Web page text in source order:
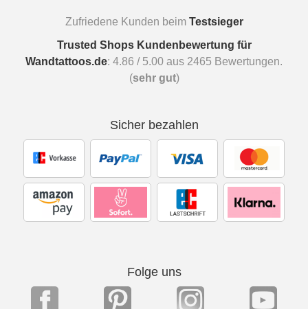
Zufriedene Kunden beim Testsieger
Trusted Shops Kundenbewertung für
Wandtattoos.de: 4.86 / 5.00 aus 2465 Bewertungen.
(sehr gut)
Sicher bezahlen
Folge uns